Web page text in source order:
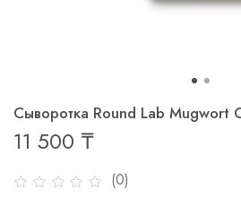
(0)
Сыворотка Round Lab Mugwort
11 500 ₸